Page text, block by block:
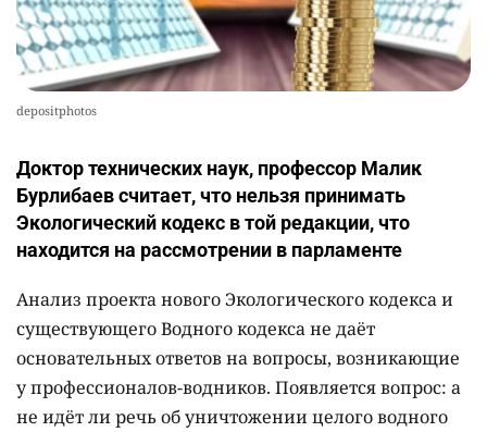
depositphotos
Доктор технических наук, профессор Малик
Бурлибаев считает, что нельзя принимать
Экологический кодекс в той редакции, что
находится на рассмотрении в парламенте
Анализ проекта нового Экологического кодекса и
существующего Водного кодекса не даёт
основательных ответов на вопросы, возникающие
у профессионалов-водников. Появляется вопрос: а
не идёт ли речь об уничтожении целого водного